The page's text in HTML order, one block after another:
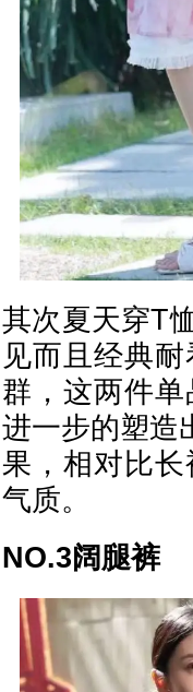
其次夏天穿T
见而且经典
群，这两件
进一步的塑造
果，相对比
气质。
NO.3阔腿裤